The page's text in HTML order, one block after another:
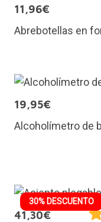
11,96€
Abrebotellas en
19,95€
Alcoholímetro de
30% DESCUENTO
41,30€